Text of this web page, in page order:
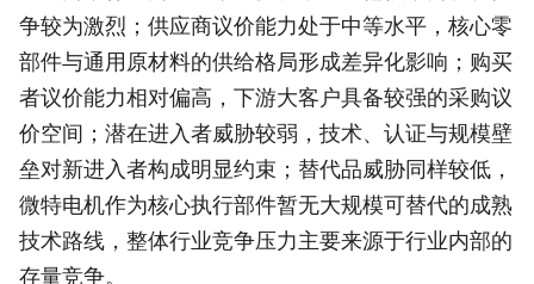
争较为激烈；供应商议价能力处于中等水平，核心零
部件与通用原材料的供给格局形成差异化影响；购买
者议价能力相对偏高，下游大客户具备较强的采购议
价空间；潜在进入者威胁较弱，技术、认证与规模壁
垒对新进入者构成明显约束；替代品威胁同样较低，
微特电机作为核心执行部件暂无大规模可替代的成熟
技术路线，整体行业竞争压力主要来源于行业内部的
存量竞争。